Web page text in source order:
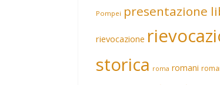
Pompei presentazione
rievocazione
storica roma romani